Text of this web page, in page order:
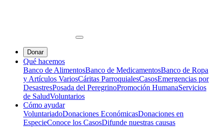
Donar
Qué hacemos
Banco de AlimentosBanco de MedicamentosBanco de Ropa
y Artículos VariosCáritas ParroquialesCasosEmergencias por
DesastresPosada del PeregrinoPromoción HumanaServicios
de SaludVoluntarios
Cómo ayudar
VoluntariadoDonaciones EconómicasDonaciones en
EspecieConoce los CasosDifunde nuestras causas